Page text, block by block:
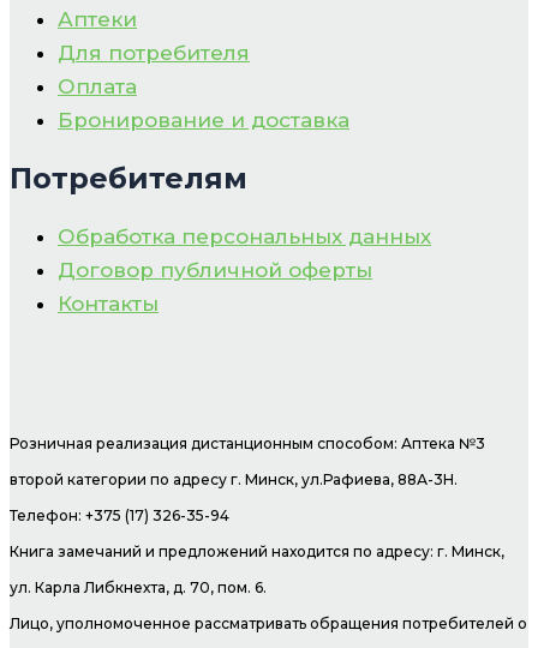
Аптеки
Для потребителя
Оплата
Бронирование и доставка
Потребителям
Обработка персональных данных
Договор публичной оферты
Контакты
Розничная реализация дистанционным способом: Аптека №3
второй категории по адресу г. Минск, ул.Рафиева, 88А-3Н.
Телефон: +375 (17) 326-35-94
Книга замечаний и предложений находится по адресу: г. Минск,
ул. Карла Либкнехта, д. 70, пом. 6.
Лицо, уполномоченное рассматривать обращения потребителей о